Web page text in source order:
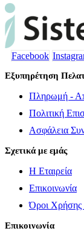
Facebook
Εξυπηρέτηση
Πληρωμή -
Πολιτική
Ασφάλεια
Σχετικά με εμάς
Η Εταιρεία
Επικοινωνία
Όροι Χρήσης
Επικοινωνία